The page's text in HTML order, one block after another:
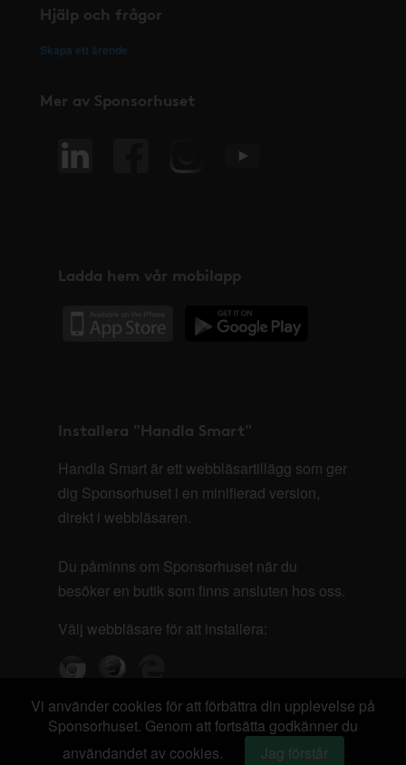
Hjälp och frågor
Skapa ett ärende
Mer av Sponsorhuset
Ladda hem vår mobilapp
Installera "Handla Smart"
Handla Smart är ett webbläsartillägg som ger
dig Sponsorhuset i en minifierad version,
direkt i webbläsaren.
Du påminns om Sponsorhuset när du
besöker en butik som finns ansluten hos oss.
Välj webbläsare för att installera:
Vi använder cookies för att förbättra din upplevelse på
Sponsorhuset. Genom att fortsätta godkänner du
användandet av cookies.
Jag förstår